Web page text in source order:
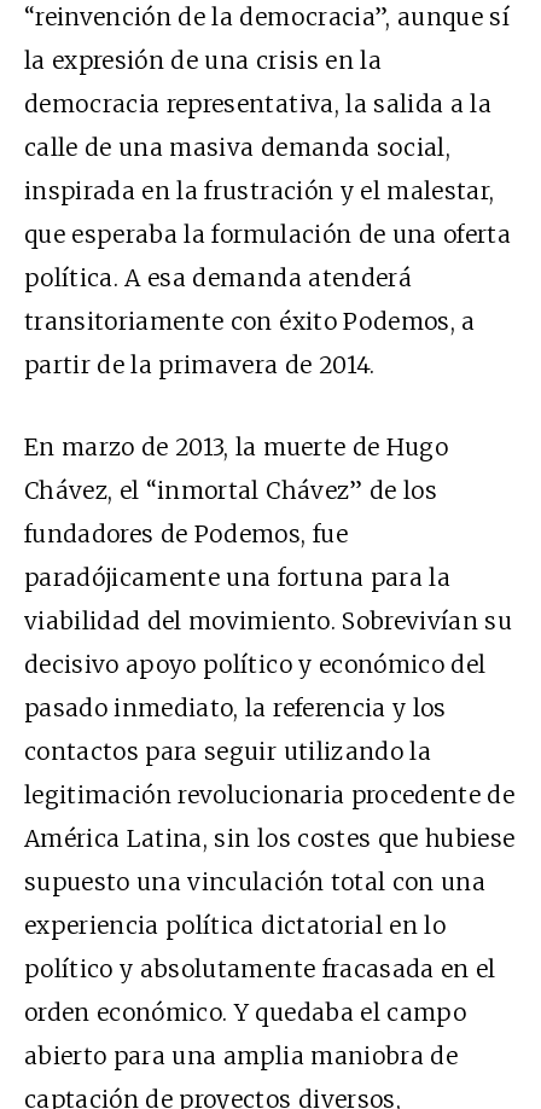
“reinvención de la democracia”, aunque sí
la expresión de una crisis en la
democracia representativa, la salida a la
calle de una masiva demanda social,
inspirada en la frustración y el malestar,
que esperaba la formulación de una oferta
política. A esa demanda atenderá
transitoriamente con éxito Podemos, a
partir de la primavera de 2014.
En marzo de 2013, la muerte de Hugo
Chávez, el “inmortal Chávez” de los
fundadores de Podemos, fue
paradójicamente una fortuna para la
viabilidad del movimiento. Sobrevivían su
decisivo apoyo político y económico del
pasado inmediato, la referencia y los
contactos para seguir utilizando la
legitimación revolucionaria procedente de
América Latina, sin los costes que hubiese
supuesto una vinculación total con una
experiencia política dictatorial en lo
político y absolutamente fracasada en el
orden económico. Y quedaba el campo
abierto para una amplia maniobra de
captación de proyectos diversos,